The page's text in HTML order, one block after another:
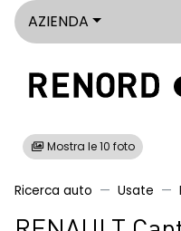
AZIENDA
Mostra le 10 foto
Ricerca auto Usate